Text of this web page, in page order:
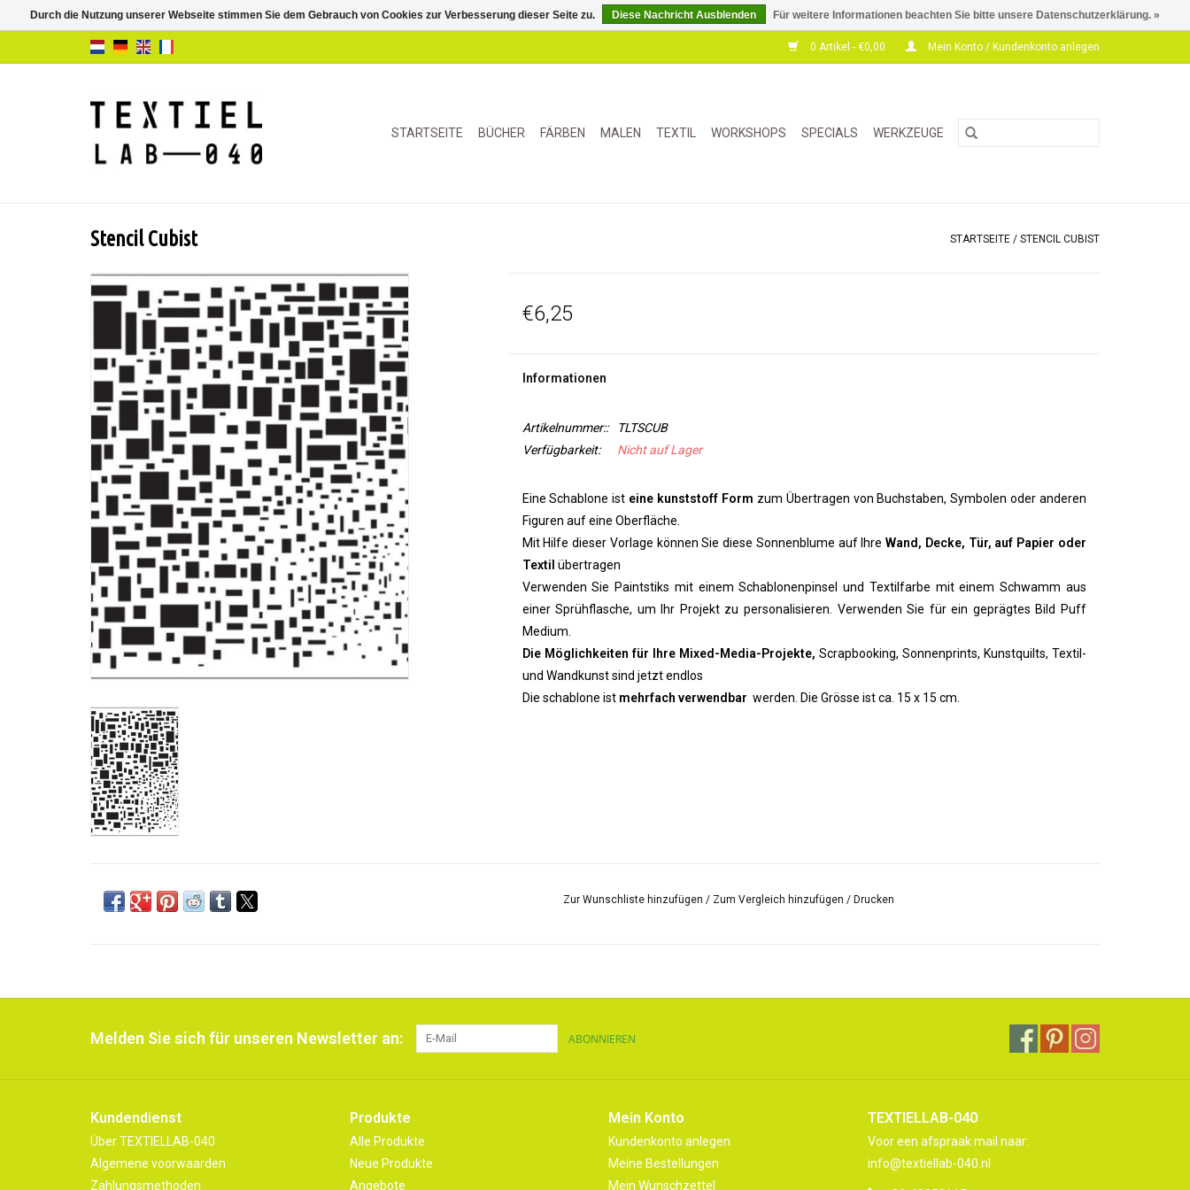
0 Artikel - €0,00 Mein Konto / Kundenkonto anlegen
STARTSEITE BÜCHER FÄRBEN MALEN TEXTIL WORKSHOPS SPECIALS WERKZEUGE
Stencil Cubist STARTSEITE / STENCIL CUBIST
€6,25
Informationen
Artikelnummer::
TLTSCUB
Verfügbarkeit:
Nicht auf Lager
Eine Schablone ist eine kunststoff Form zum Übertragen von Buchstaben, Symbolen oder anderen
Figuren auf eine Oberfläche.
Mit Hilfe dieser Vorlage können Sie diese Sonnenblume auf IhreWand, Decke, Tür, auf Papier oder
Textil übertragen
Verwenden Sie Paintstiks mit einem Schablonenpinsel und Textilfarbe mit einem Schwamm aus
einer Sprühflasche, um Ihr Projekt zu personalisieren. Verwenden Sie für ein geprägtes Bild Puff
Medium.
Die Möglichkeiten für Ihre Mixed-Media-Projekte, Scrapbooking, Sonnenprints, Kunstquilts, Textil-
und Wandkunst sind jetzt endlos
Die schablone ist mehrfach verwendbar werden. Die Grösse ist ca. 15 x 15 cm.
Zur Wunschliste hinzufügen / Zum Vergleich hinzufügen /Drucken
Melden Sie sich für unseren Newsletter an: ABONNIEREN
Kundendienst
Über TEXTIELLAB-040
Algemene voorwaarden
Zahlungsmethoden
Produkte
Alle Produkte
Neue Produkte
Angebote
Mein Konto
Kundenkonto anlegen
Meine Bestellungen
Mein Wunschzettel
TEXTIELLAB-040
Voor een afspraak mail naar:
info@textiellab-040.nl
Durch die Nutzung unserer Webseite stimmen Sie dem Gebrauch von Cookies zur Verbesserung dieser Seite zu. Diese Nachricht Ausblenden Für weitere Informationen beachten Sie bitte unsere Datenschutzerklärung. »